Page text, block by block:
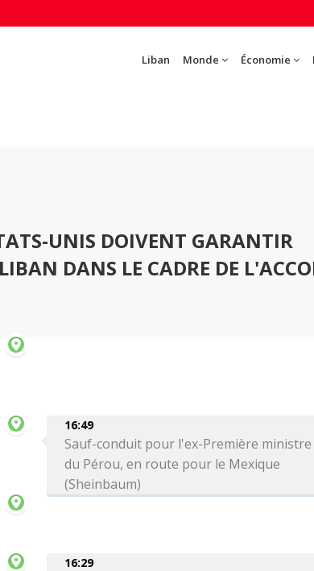
Liban Monde Économie
UNIS DOIVENT GARANTIR
DANS LE CADRE DE
16:49
Sauf-conduit pour l'ex-Première ministre
du Pérou, en route pour le Mexique
(Sheinbaum)
16:29